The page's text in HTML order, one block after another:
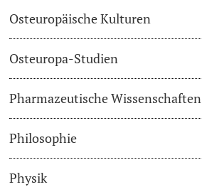
Osteuropäische Kulturen
Osteuropa-Studien
Pharmazeutische Wissenschaften
Philosophie
Physik